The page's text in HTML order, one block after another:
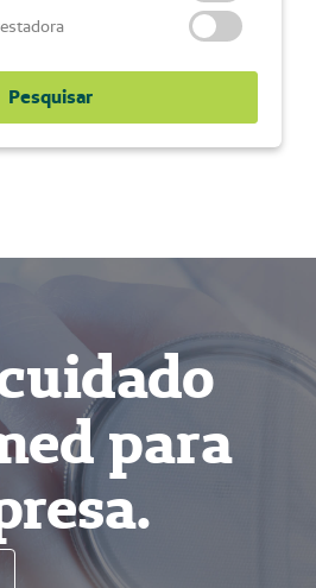
Pesquisar
para